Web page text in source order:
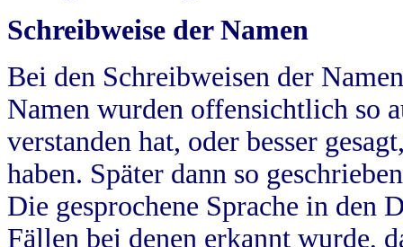
Schreibweise der Namen
Bei den Schreibweisen der
Namen wurden offensichtlich so
verstanden hat, oder besser
haben. Später dann so
Die gesprochene Sprache in
Fällen bei denen erkannt wurde,